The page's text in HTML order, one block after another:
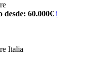
desde: 60.000€ i
Italia